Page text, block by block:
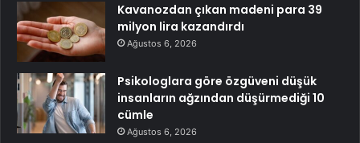
Kavanozdan çıkan madeni para 39
milyon lira kazandırdı
Ağustos 6, 2026
Psikologlara göre özgüveni düşük
insanların ağzından düşürmediği 10
cümle
Ağustos 6, 2026